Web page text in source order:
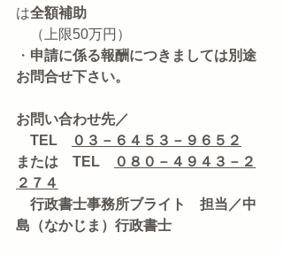
は全額補助
（上限50万円）
・ 申請に係る報酬につきましては別途
お問合せ下さい。
お問い合わせ先／
TEL
０３－６４５３－９６５２
または　TEL
０８０－４９４３－２
２７４
行政書士事務所ブライト　担当／中
島（なかじま）行政書士